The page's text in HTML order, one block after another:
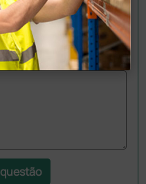
de mais
a sua questão aos
produto.